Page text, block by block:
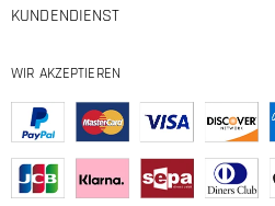
KUNDENDIENST
WIR AKZEPTIEREN